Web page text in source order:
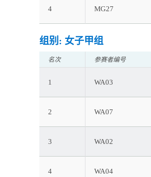
4 MG27
组别: 女子甲组
名次 参赛者编号
1 WA03
2 WA07
3 WA02
4 WA04